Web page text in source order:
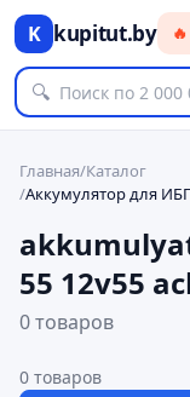
K kupitut.by
🔍
Главная/Каталог
/Аккумулятор для
55 12v55
0 товаров
0 товаров